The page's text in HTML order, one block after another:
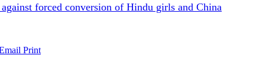
forced conversion of Hindu girls and China
Print